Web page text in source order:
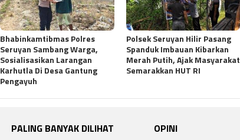
Bhabinkamtibmas Polres
Seruyan Sambang Warga,
Sosialisasikan Larangan
Karhutla Di Desa Gantung
Pengayuh
Polsek Seruyan Hilir Pasang
Spanduk Imbauan Kibarkan
Merah Putih, Ajak Masyarakat
Semarakkan HUT RI
PALING BANYAK DILIHAT OPINI